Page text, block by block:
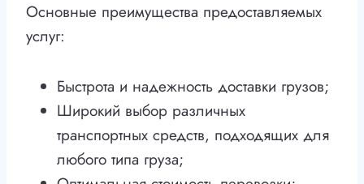
Основные преимущества предоставляемых
услуг:
Быстрота и надежность доставки грузов;
Широкий выбор различных
транспортных средств, подходящих для
любого типа груза;